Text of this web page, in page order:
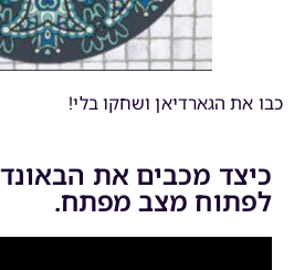
כבו את הגארדיאן ושחקו בלי!
כיצד מכבים את
לפתוח מצב מפתח.